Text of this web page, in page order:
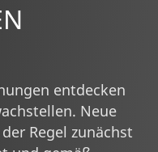
entdecken
Neue
Regel zunächst